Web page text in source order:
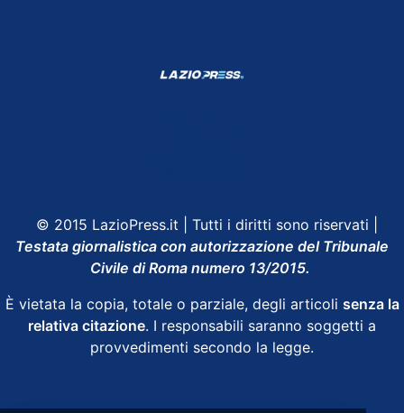
© 2015 LazioPress.it | Tutti i diritti sono riservati |
Testata giornalistica con autorizzazione del Tribunale
Civile di Roma numero 13/2015.
È vietata la copia, totale o parziale, degli articoli senza la
relativa citazione. I responsabili saranno soggetti a
provvedimenti secondo la legge.